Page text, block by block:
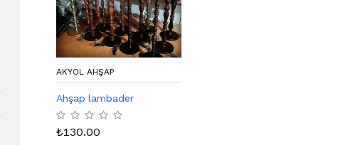
AKYOL AHŞAP
Ahşap lambader
₺130.00